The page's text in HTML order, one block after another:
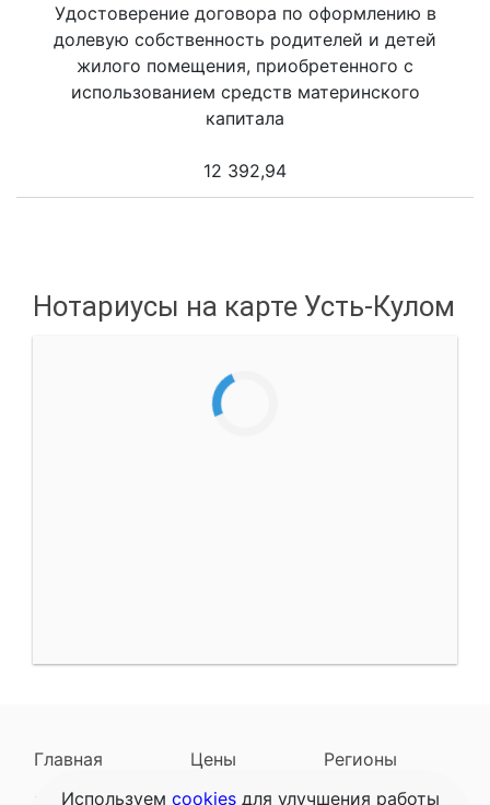
Удостоверение договора по оформлению в
долевую собственность родителей и детей
жилого помещения, приобретенного с
использованием средств материнского
капитала
12 392,94
Нотариусы на карте Усть-Кулом
Главная Цены
Регионы
Используем cookies для улучшения работы